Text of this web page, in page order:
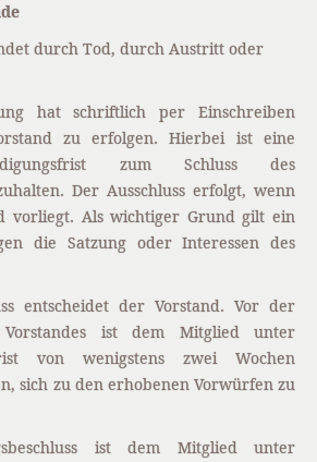
durch Tod, durch Austritt oder
hat schriftlich per Einschreiben
zu erfolgen. Hierbei ist eine
zum Schluss des
Der Ausschluss erfolgt, wenn
vorliegt. Als wichtiger Grund gilt ein
die Satzung oder Interessen des
entscheidet der Vorstand. Vor der
Vorstandes ist dem Mitglied unter
von wenigstens zwei Wochen
sich zu den erhobenen Vorwürfen zu
ist dem Mitglied unter